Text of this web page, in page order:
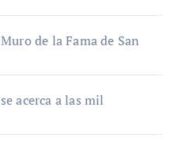
de la Fama de San
acerca a las mil